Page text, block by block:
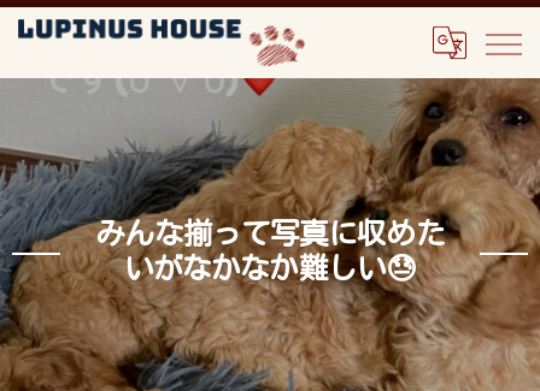
みんな揃って写真に収めた
いがなかなか難しい😓